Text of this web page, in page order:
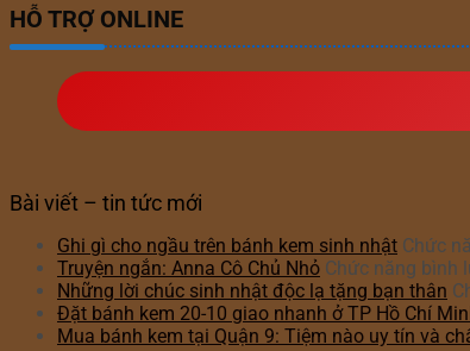
HỖ TRỢ ONLINE
Bài viết – tin tức mới
Ghi gì cho ngầu trên bánh kem sinh nhật Chức
Truyện ngắn: Anna Cô Chủ Nhỏ Chức năng bình
Những lời chúc sinh nhật độc lạ tặng bạn thân
Đặt bánh kem 20-10 giao nhanh ở TP Hồ Chí
Mua bánh kem tại Quận 9: Tiệm nào uy tín và